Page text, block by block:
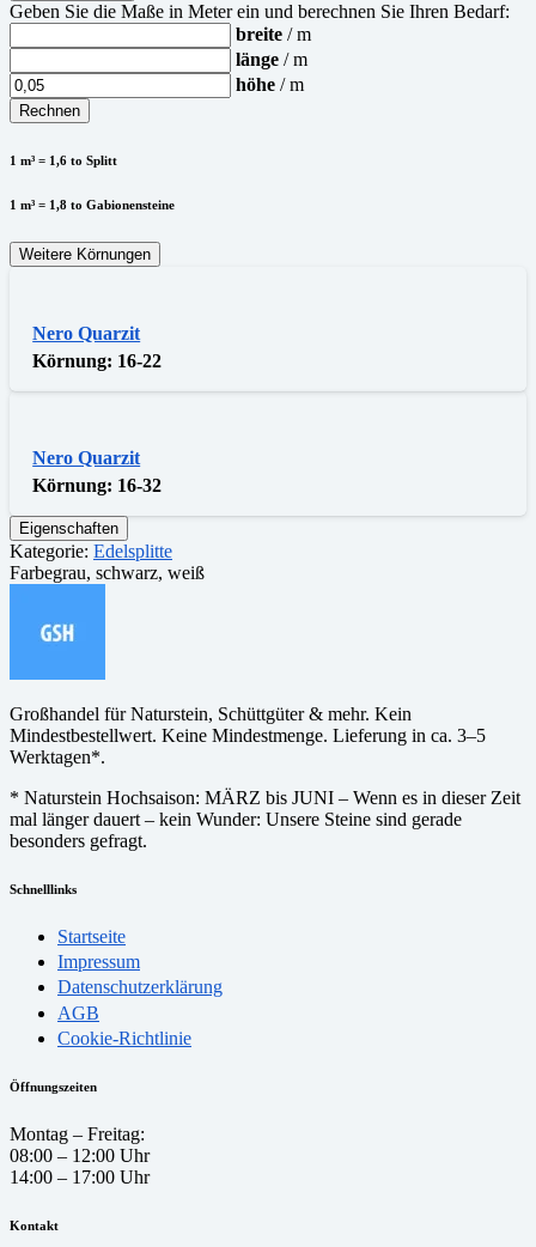
Geben Sie die Maße in Meter ein und berechnen Sie Ihren Bedarf:
breite / m
länge / m
höhe / m
Rechnen
1 m³ = 1,6 to Splitt
1 m³ = 1,8 to Gabionensteine
Weitere Körnungen
Nero Quarzit
Körnung: 16-22
Nero Quarzit
Körnung: 16-32
Eigenschaften
Kategorie: Edelsplitte
Farbegrau, schwarz, weiß
Großhandel für Naturstein, Schüttgüter & mehr. Kein
Mindestbestellwert. Keine Mindestmenge. Lieferung in ca. 3–5
Werktagen*.
* Naturstein Hochsaison: MÄRZ bis JUNI – Wenn es in dieser Zeit
mal länger dauert – kein Wunder: Unsere Steine sind gerade
besonders gefragt.
Schnelllinks
Startseite
Impressum
Datenschutzerklärung
AGB
Cookie-Richtlinie
Öffnungszeiten
Montag – Freitag:
08:00 – 12:00 Uhr
14:00 – 17:00 Uhr
Kontakt